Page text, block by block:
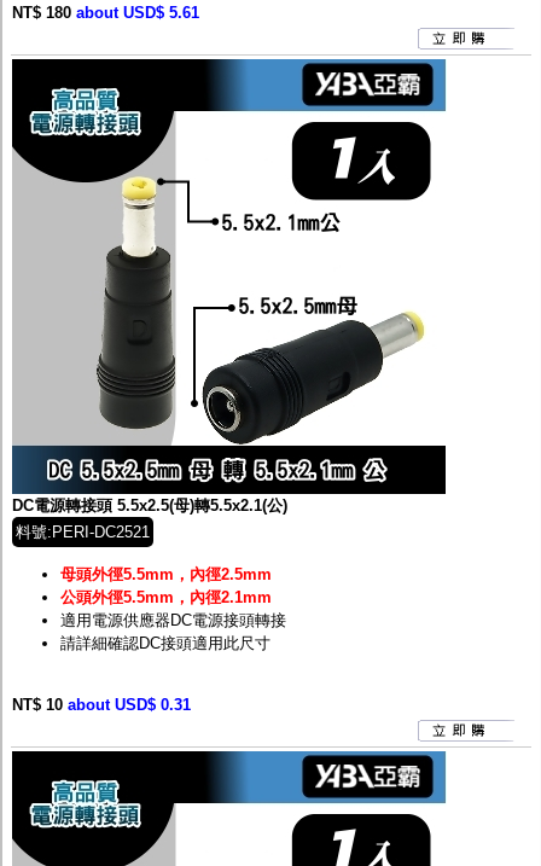
NT$ 180 about USD$ 5.61
DC電源轉接頭 5.5x2.5(母)轉5.5x2.1(公)
料號:PERI-DC2521
母頭外徑5.5mm，內徑2.5mm
公頭外徑5.5mm，內徑2.1mm
適用電源供應器DC電源接頭轉接
請詳細確認DC接頭適用此尺寸
NT$ 10 about USD$ 0.31